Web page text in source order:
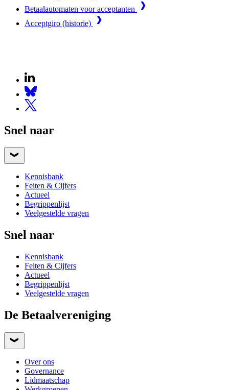
Betaalautomaten voor acceptanten
Acceptgiro (historie)
Snel naar
Kennisbank
Feiten & Cijfers
Actueel
Begrippenlijst
Veelgestelde vragen
Snel naar
Kennisbank
Feiten & Cijfers
Actueel
Begrippenlijst
Veelgestelde vragen
De Betaalvereniging
Over ons
Governance
Lidmaatschap